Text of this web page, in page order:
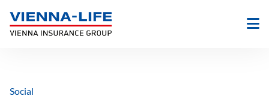
Inhalt
springen
Social